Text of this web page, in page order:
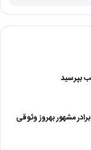
بپرسید
مشهور بهروز وثوقی